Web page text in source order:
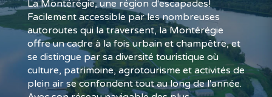
La Montérégie, une région d'escapades!
Facilement accessible par les nombreuses
autoroutes qui la traversent, la Montérégie
offre un cadre à la fois urbain et champêtre, et
se distingue par sa diversité touristique où
culture, patrimoine, agrotourisme et activités de
plein air se confondent tout au long de l'année.